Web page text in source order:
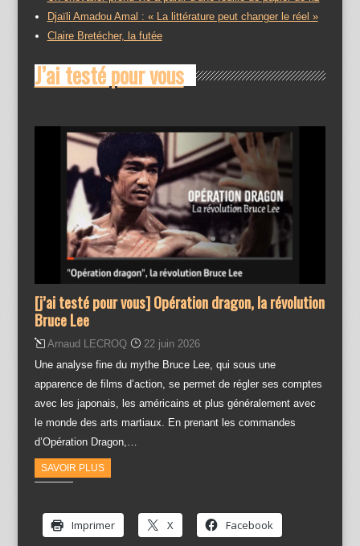
Djaïli Amadou Amal : « La littérature peut changer le réel »
Claire Bretécher, la futée
J’ai testé pour vous
[j’ai testé pour vous] Opération dragon, la révolution
Bruce Lee
Arnaud LECROQ
22 juin 2026
Une analyse fine du mythe Bruce Lee, qui sous une
apparence de films d’action, se permet de régler ses comptes
avec les japonais, les américains et plus généralement avec
le monde des arts martiaux. En prenant les commandes
d’Opération Dragon,…
SAVOIR PLUS
Imprimer X Facebook